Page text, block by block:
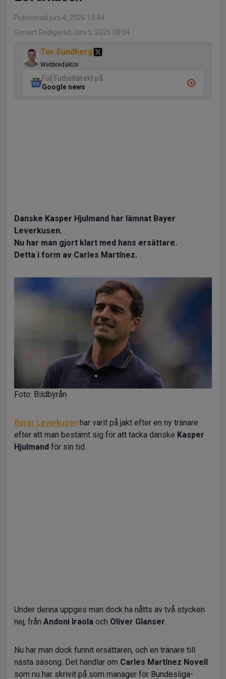
Publicerad juni 4, 2026 13:44
Senast Redigerad Juni 5, 2026 08:04
Tor Sundberg
Webbredaktör
Följ Fotbolldirekt på
Google news
Danske Kasper Hjulmand har lämnat Bayer
Leverkusen.
Nu har man gjort klart med hans ersättare.
Detta i form av Carles Martínez.
Foto: Bildbyrån
Bayer Leverkusen har varit på jakt efter en ny tränare
efter att man bestämt sig för att tacka danske Kasper
Hjulmand för sin tid.
Under denna uppges man dock ha nåtts av två stycken
nej, från Andoni Iraola och Oliver Glanser.
Nu har man dock funnit ersättaren, och en tränare till
nästa säsong. Det handlar om Carles Martínez Novell
som nu har skrivit på som manager för Bundesliga-